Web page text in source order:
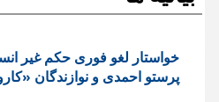
خواستار لغو فوری حکم غیر
پرستو احمدی و نوازندگان